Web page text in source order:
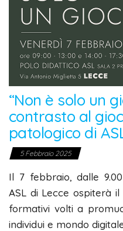
“Non è solo un
contrasto al
patologico di
5 Febbraio 2025
Il 7 febbraio, dalle
ASL di Lecce ospiterà
formativi volti a
individui e mondo